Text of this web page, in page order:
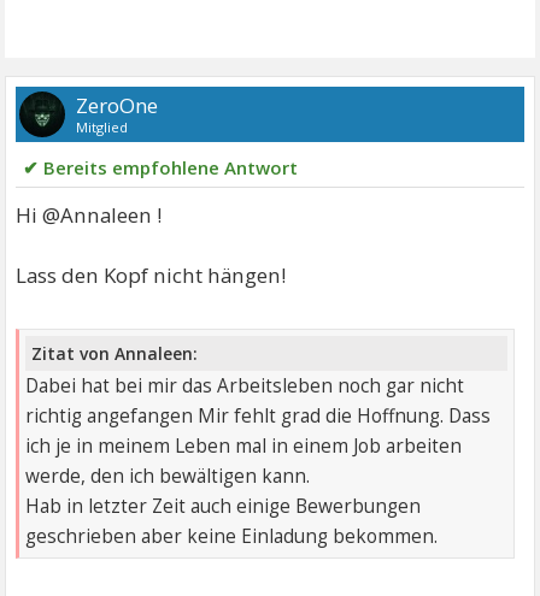
ZeroOne
Mitglied
✔ Bereits empfohlene Antwort
Hi @Annaleen !
Lass den Kopf nicht hängen!
Zitat von Annaleen:
Dabei hat bei mir das Arbeitsleben noch gar nicht
richtig angefangen Mir fehlt grad die Hoffnung. Dass
ich je in meinem Leben mal in einem Job arbeiten
werde, den ich bewältigen kann.
Hab in letzter Zeit auch einige Bewerbungen
geschrieben aber keine Einladung bekommen.